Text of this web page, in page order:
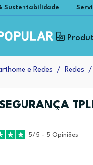
Sustentabilidade
e Redes Redes
5/5 - 5 Opiniões